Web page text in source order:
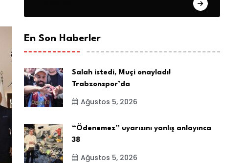
En Son Haberler
Salah istedi, Muçi onayladı!
Trabzonspor’da
Ağustos 5, 2026
“Ödenemez” uyarısını yanlış anlayınca
38
Ağustos 5, 2026